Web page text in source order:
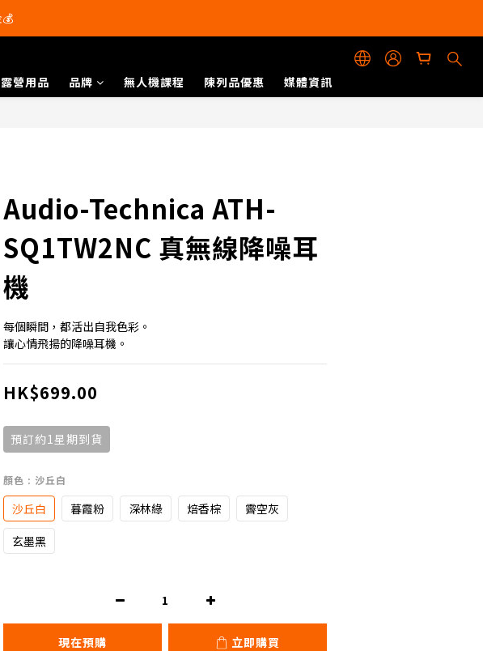
🚚
露營用品 品牌 無人機課程 陳列品優惠 媒體資訊
Audio-Technica ATH-
SQ1TW2NC 真無線降噪耳
機
每個瞬間，都活出自我色彩。
讓心情飛揚的降噪耳機。
HK$699.00
預訂約1星期到貨
顏色 : 沙丘白
沙丘白 暮霞粉 深林綠 焙香棕
霽空灰
玄墨黑
現在預購 立即購買